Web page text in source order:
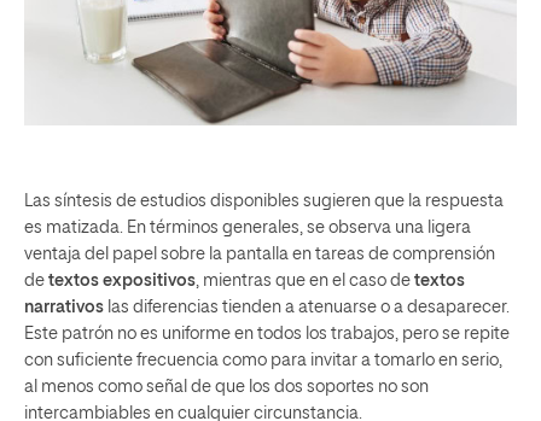
Las síntesis de estudios disponibles sugieren que la respuesta
es matizada. En términos generales, se observa una ligera
ventaja del papel sobre la pantalla en tareas de comprensión
de textos expositivos, mientras que en el caso de textos
narrativos las diferencias tienden a atenuarse o a desaparecer.
Este patrón no es uniforme en todos los trabajos, pero se repite
con suﬁciente frecuencia como para invitar a tomarlo en serio,
al menos como señal de que los dos soportes no son
intercambiables en cualquier circunstancia.